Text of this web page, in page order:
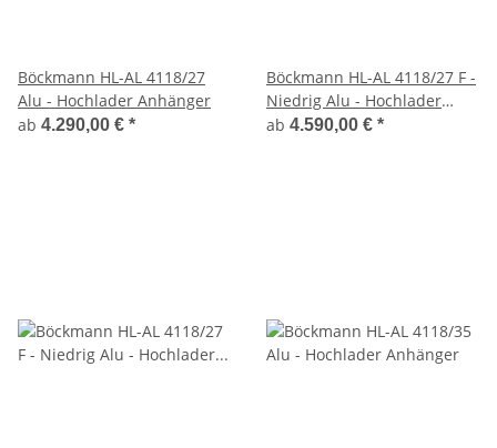
Böckmann HL-AL 4118/27
Alu - Hochlader Anhänger
ab 4.290,00 € *
Böckmann HL-AL 4118/27 F -
Niedrig Alu - Hochlader
Anhänger
ab 4.590,00 € *